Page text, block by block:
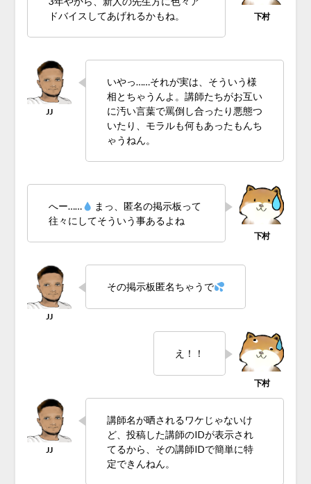
ドバイスしてあげれるかもね。
いやっ……それが実は、そういう様
相とちゃうんよ。講師たちがお互い
に汚い言葉で罵倒し合ったり悪態つ
いたり、モラルも何もあったもんち
ゃうねん。
へー……
まっ、匿名の掲示板って
往々にしてそういう事あるよね
その掲示板匿名ちゃうで
え！！
講師名が晒されるワケじゃないけ
ど、投稿した講師のIDが表示され
てるから、その講師IDで簡単に特
定できんねん。